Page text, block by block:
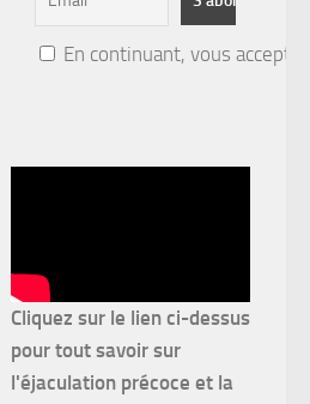
En continuant, vous
Cliquez sur le lien ci-dessus
pour tout savoir sur
l'éjaculation précoce et la